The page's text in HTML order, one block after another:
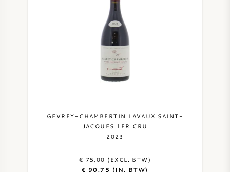
GEVREY-CHAMBERTIN LAVAUX SAINT-
JACQUES 1ER CRU
2023
€ 75,00 (EXCL. BTW)
€ 90,75 (IN. BTW)